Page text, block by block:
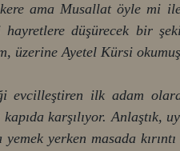
ama Musallat öyle mi
düşürecek bir
üzerine Ayetel Kürsi
evcilleştiren ilk adam
karşılıyor. Anlaştık,
yerken masada